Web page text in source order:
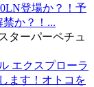
登場か？！予
禁か？！...
エクスプローラ
ます！オトコを